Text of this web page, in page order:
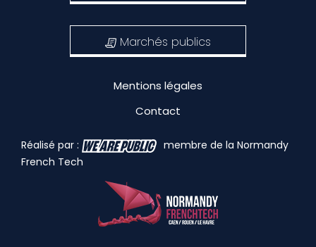
Marchés publics
Mentions légales
Contact
Réalisé par :
membre de la Normandy
French Tech